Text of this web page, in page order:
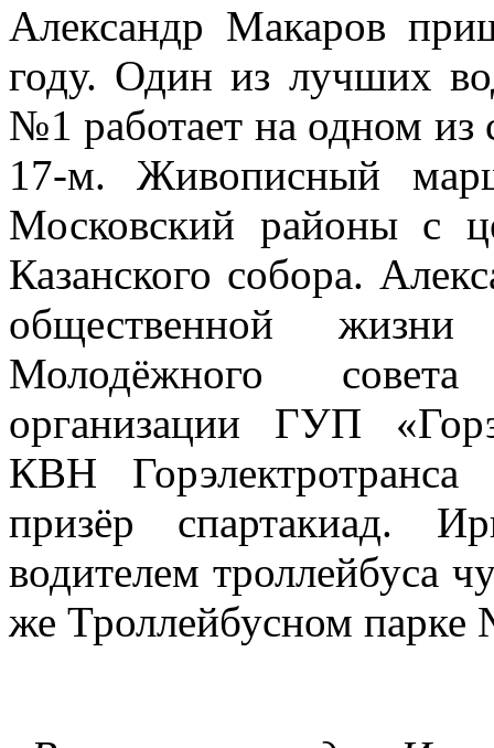
Александр Макаров
году. Один из лучших
№1 работает на одном
17-м. Живописный
Московский районы с
Казанского собора.
общественной жизни
Молодёжного
организации ГУП
КВН
призёр спартакиад.
водителем троллейбуса
же Троллейбусном парке